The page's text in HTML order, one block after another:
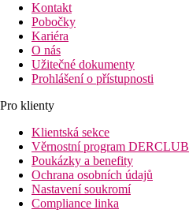
Kontakt
Pobočky
Kariéra
O nás
Užitečné dokumenty
Prohlášení o přístupnosti
Pro klienty
Klientská sekce
Věrnostní program DERCLUB
Poukázky a benefity
Ochrana osobních údajů
Nastavení soukromí
Compliance linka